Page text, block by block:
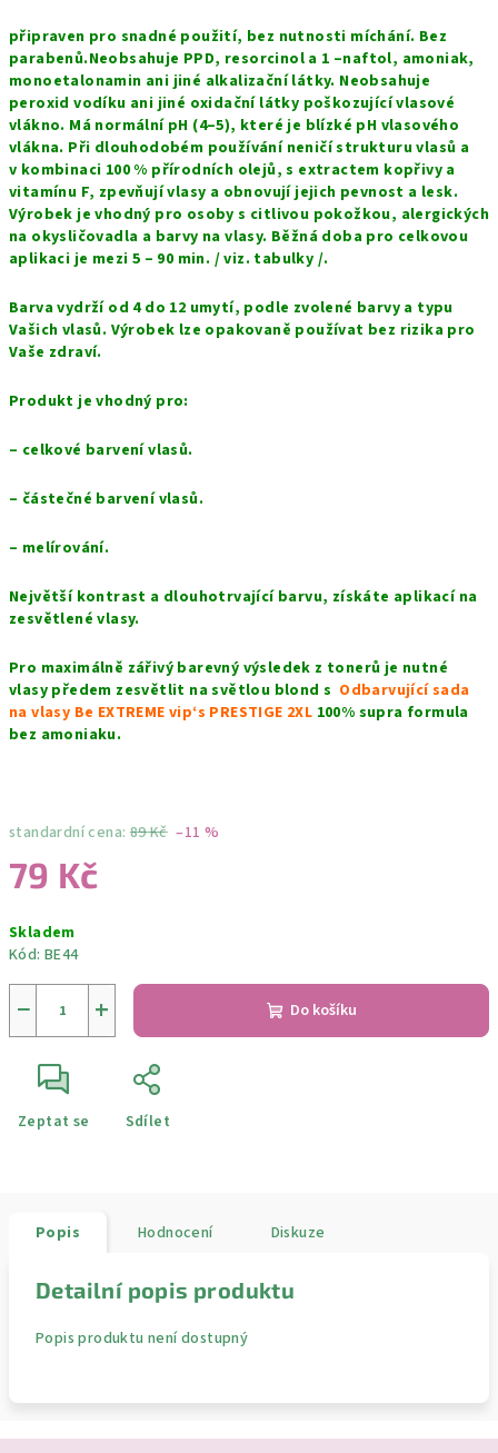
připraven pro snadné použití, bez nutnosti míchání. Bez
parabenů.Neobsahuje PPD, resorcinol a 1 –naftol, amoniak,
monoetalonamin ani jiné alkalizační látky. Neobsahuje
peroxid vodíku ani jiné oxidační látky poškozující vlasové
vlákno. Má normální pH (4–5), které je blízké pH vlasového
vlákna. Při dlouhodobém používání neničí strukturu vlasů a
v kombinaci 100 % přírodních olejů, s extractem kopřivy a
vitamínu F, zpevňují vlasy a obnovují jejich pevnost a lesk.
Výrobek je vhodný pro osoby s citlivou pokožkou, alergických
na okysličovadla a barvy na vlasy. Běžná doba pro celkovou
aplikaci je mezi 5 – 90 min. / viz. tabulky /.
Barva vydrží od 4 do 12 umytí, podle zvolené barvy a typu
Vašich vlasů. Výrobek lze opakovaně používat bez rizika pro
Vaše zdraví.
Produkt je vhodný pro:
– celkové barvení vlasů.
– částečné barvení vlasů.
– melírování.
Největší kontrast a dlouhotrvající barvu, získáte aplikací na
zesvětlené vlasy.
Pro maximálně zářivý barevný výsledek z tonerů je nutné
vlasy předem zesvětlit na světlou blond s Odbarvující sada
na vlasy Be EXTREME vip‘s PRESTIGE 2XL 100% supra formula
bez amoniaku.
standardní cena: 89 Kč –11 %
79 Kč
cena:
Skladem
Kód: BE44
+
− Do košíku
Zeptat se Sdílet
Popis Hodnocení Diskuze
Detailní popis produktu
Popis produktu není dostupný